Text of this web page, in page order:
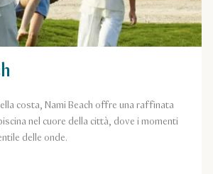
costa, Nami Beach offre una raffinata
nel cuore della città, dove i momenti
delle onde.